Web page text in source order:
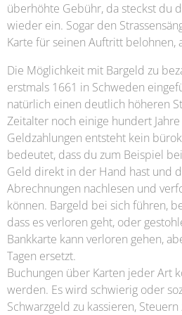
überhöhte Gebühr, da steckst du
wieder ein. Sogar den
Karte für seinen Auftritt belohnen,
Die Möglichkeit mit Bargeld zu
erstmals 1661 in Schweden
natürlich einen deutlich höheren
Zeitalter noch einige hundert
Geldzahlungen entsteht kein
bedeutet, dass du zum Beispiel
Geld direkt in der Hand hast und
Abrechnungen nachlesen und
können. Bargeld bei sich führen,
dass es verloren geht, oder
Bankkarte kann verloren gehen,
Tagen ersetzt.
Buchungen über Karten jeder Art
werden. Es wird schwierig oder
Schwarzgeld zu kassieren,